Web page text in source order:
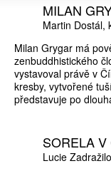
MILAN
Martin Dostál
Milan Grygar má
zenbuddhistického
vystavoval právě v
kresby, vytvořené
představuje po
SORELA V
Lucie